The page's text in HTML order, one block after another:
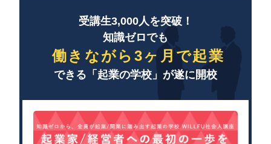
受講生3,000人を突破！
知識ゼロでも
働きながら3ヶ月で起業
できる「起業の学校」が遂に開校